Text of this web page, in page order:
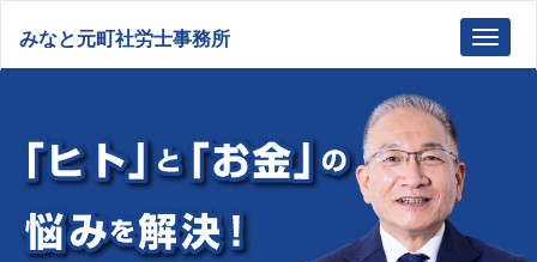
みなと元町社労士事務所